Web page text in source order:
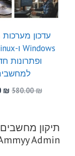
עדכון
ופתרונות
580.00₪
₪
תיקון
Admin